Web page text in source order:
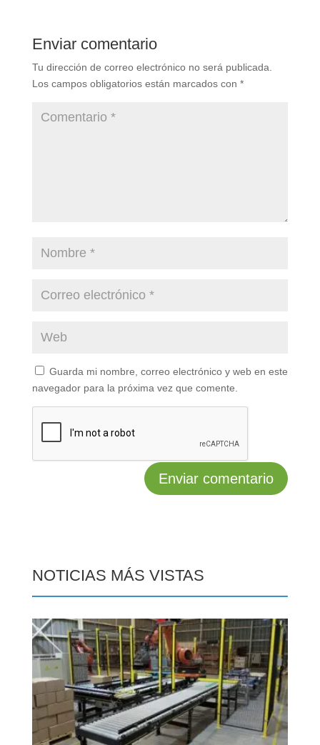
Enviar comentario
Tu dirección de correo electrónico no será publicada.
Los campos obligatorios están marcados con *
Guarda mi nombre, correo electrónico y web en este
navegador para la próxima vez que comente.
NOTICIAS MÁS VISTAS